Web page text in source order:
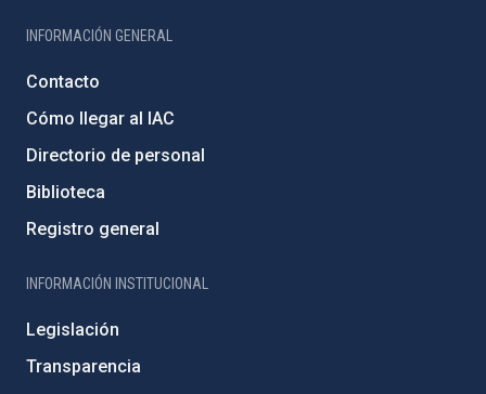
INFORMACIÓN GENERAL
Contacto
Cómo llegar al IAC
Directorio de personal
Biblioteca
Registro general
INFORMACIÓN INSTITUCIONAL
Legislación
Transparencia